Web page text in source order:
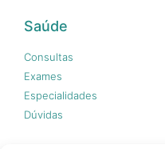
Saúde
Consultas
Exames
Especialidades
Dúvidas